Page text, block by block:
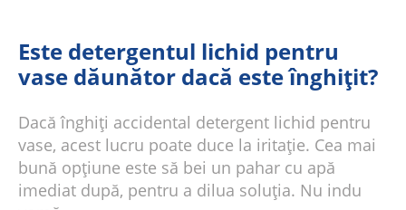
Este detergentul lichid pentru
vase dăunător dacă este înghițit?
Dacă înghiți accidental detergent lichid pentru
vase, acest lucru poate duce la iritație. Cea mai
bună opțiune este să bei un pahar cu apă
imediat după, pentru a dilua soluția. Nu indu